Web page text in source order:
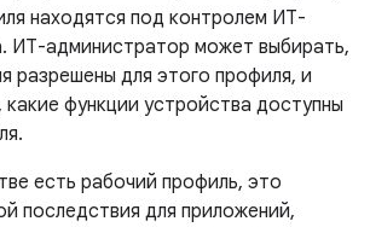
находятся под контролем ИТ-
ИТ-администратор может выбирать,
разрешены для этого профиля, и
функции устройства доступны
есть рабочий профиль, это
последствия для приложений,